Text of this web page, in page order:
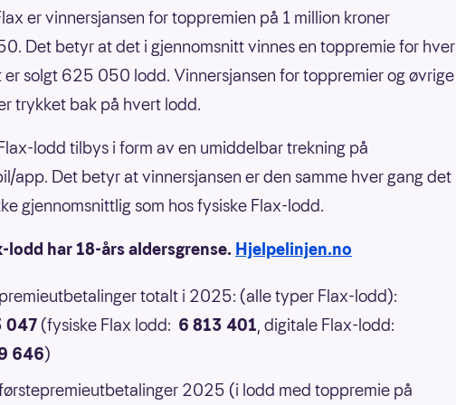
er vinnersjansen for toppremien på 1 million kroner
Det betyr at det i gjennomsnitt vinnes en toppremie for hver
er solgt 625 050 lodd. Vinnersjansen for toppremier og øvrige
trykket bak på hvert lodd.
lodd tilbys i form av en umiddelbar trekning på
app. Det betyr at vinnersjansen er den samme hver gang det
gjennomsnittlig som hos fysiske Flax-lodd.
lodd har 18-års aldersgrense. Hjelpelinjen.no
totalt i 2025: (alle typer Flax-lodd):
047 (fysiske Flax lodd: 6 813 401, digitale Flax-lodd:
646)
2025 (i lodd med toppremie på